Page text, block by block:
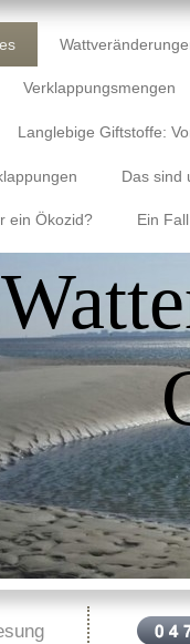
Verklappungsmengen
Langlebige Giftstoffe:
Das sind
ein Ökozid? Ein